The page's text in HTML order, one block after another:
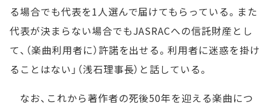
る場合でも代表を1人選んで届けてもらっている。また
代表が決まらない場合でもJASRACへの信託財産とし
て、（楽曲利用者に）許諾を出せる。利用者に迷惑を掛け
ることはない」（浅石理事長）と話している。
なお、これから著作者の死後50年を迎える楽曲につ